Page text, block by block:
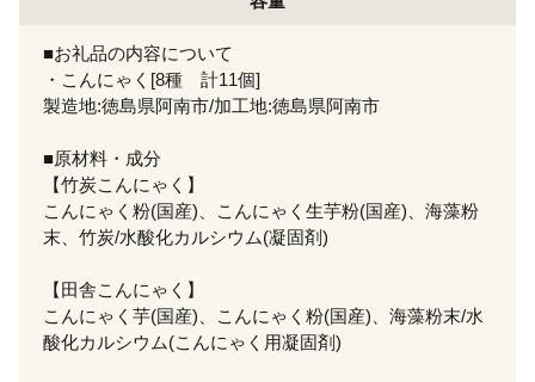
■お礼品の内容について
・こんにゃく[8種 計11個]
製造地:徳島県阿南市/加工地:徳島県阿南市
■原材料・成分
【竹炭こんにゃく】
こんにゃく粉(国産)、こんにゃく生芋粉(国産)、海藻粉
末、竹炭/水酸化カルシウム(凝固剤)
【田舎こんにゃく】
こんにゃく芋(国産)、こんにゃく粉(国産)、海藻粉末/水
酸化カルシウム(こんにゃく用凝固剤)